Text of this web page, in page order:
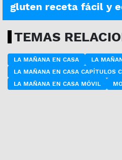
gluten receta fácil y
TEMAS
LA MAÑANA EN CASA
LA
LA MAÑANA EN CASA CAPÍTULOS
LA MAÑANA EN CASA MÓVIL